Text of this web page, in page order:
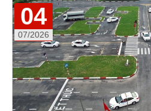
04
07/2026